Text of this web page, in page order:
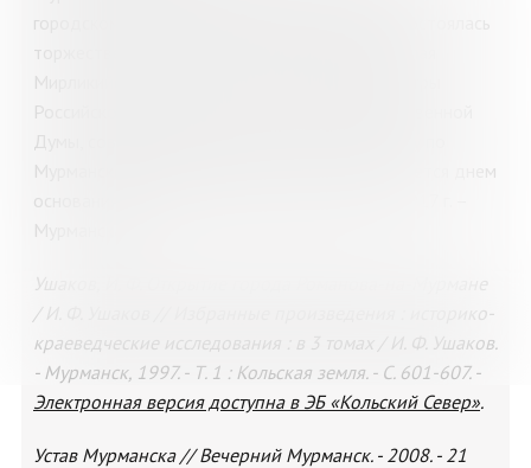
городском поселении Романов-на-Мурмане состоялась
торжественная закладка храма Святого Николая
Мирликийского, в которой участвовали министры
Российского правительства и члены Государственной
Думы, совершавшие ознакомительную поездку по
Мурманской железной дороге. Эта дата считается днем
основания города Романова-на-Мурмане (с 1917 г. –
Мурманска).
Ушаков, И. Ф. Открытие города Романова-на-Мурмане
/ И. Ф. Ушаков // Избранные произведения : историко-
краеведческие исследования : в 3 томах / И. Ф. Ушаков.
- Мурманск, 1997. - Т. 1 : Кольская земля. - С. 601-607. -
Электронная версия доступна в ЭБ «Кольский Север».
Устав Мурманска // Вечерний Мурманск. - 2008. - 21